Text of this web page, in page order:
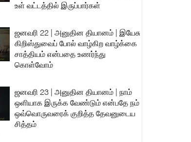
உள் வட்டத்தில் இருப்பார்கள்
ஜனவரி 22 | அனுதின தியானம் | இயேசு
கிறிஸ்துவைப் போல் வாழ்கிற வாழ்க்கை
சாத்தியம் என்பதை உணர்ந்து
கொள்வோம்
ஜனவரி 23 | அனுதின தியானம் | நாம்
ஒளியாக இருக்க வேண்டும் என்பதே நம்
ஒவ்வொருவரைக் குறித்த தேவனுடைய
சித்தம்